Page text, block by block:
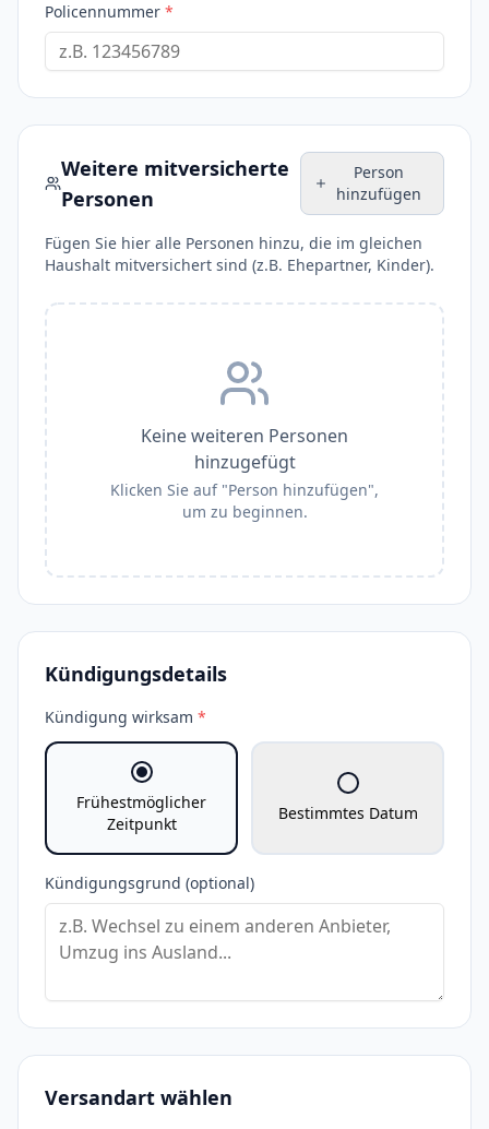
Policennummer *
Weitere mitversicherte
Personen
Person
hinzufügen
Fügen Sie hier alle Personen hinzu, die im gleichen
Haushalt mitversichert sind (z.B. Ehepartner, Kinder).
Keine weiteren Personen
hinzugefügt
Klicken Sie auf "Person hinzufügen",
um zu beginnen.
Kündigungsdetails
Kündigung wirksam *
Frühestmöglicher
Zeitpunkt
Bestimmtes Datum
Kündigungsgrund (optional)
Versandart wählen